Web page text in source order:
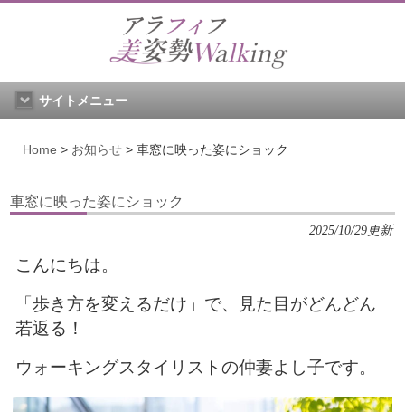
サイトメニュー
Home > お知らせ > 車窓に映った姿にショック
車窓に映った姿にショック
2025/10/29更新
こんにちは。
「歩き方を変えるだけ」で、見た目がどんどん
若返る！
ウォーキングスタイリストの仲妻よし子です。